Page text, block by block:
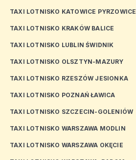
TAXI LOTNISKO KATOWICE PYRZOWICE
TAXI LOTNISKO KRAKÓW BALICE
TAXI LOTNISKO LUBLIN ŚWIDNIK
TAXI LOTNISKO OLSZTYN-MAZURY
TAXI LOTNISKO RZESZÓW JESIONKA
TAXI LOTNISKO POZNAŃ ŁAWICA
TAXI LOTNISKO SZCZECIN-GOLENIÓW
TAXI LOTNISKO WARSZAWA MODLIN
TAXI LOTNISKO WARSZAWA OKĘCIE